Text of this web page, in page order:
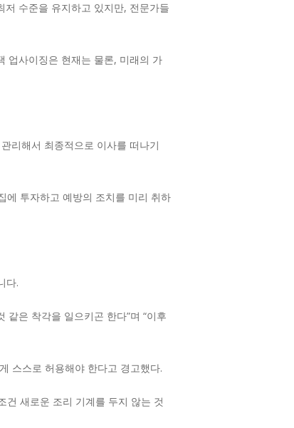
저 수준을 유지하고 있지만, 전문가들
업사이징은 현재는 물론, 미래의 가
리해서 최종적으로 이사를 떠나기
에 투자하고 예방의 조치를 미리 취하
다.
은 착각을 일으키곤 한다”며 “이후
스스로 허용해야 한다고 경고했다.
건 새로운 조리 기계를 두지 않는 것